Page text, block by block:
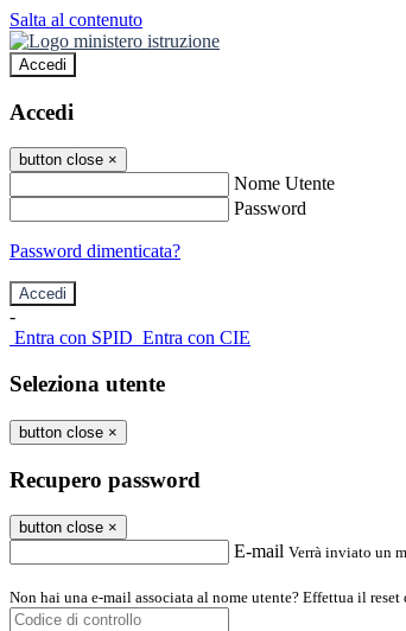
Salta al contenuto
Accedi
Accedi
button close ×
Nome Utente
Password
Password dimenticata?
-
Entra con SPID Entra con CIE
Seleziona utente
button close ×
Recupero password
button close ×
E-mail Verrà inviato un
Non hai una e-mail associata al nome utente? Effettua il